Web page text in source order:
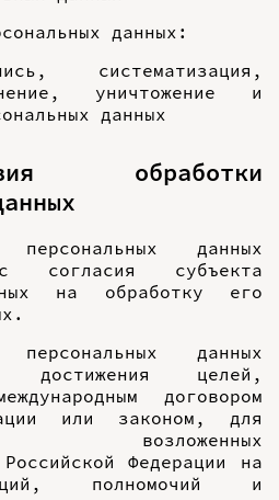
данных:
систематизация,
уничтожение и
данных
обработки
данных
с согласия субъекта
на обработку его
данных
достижения целей,
договором
или законом, для
возложенных
Федерации на
полномочий и